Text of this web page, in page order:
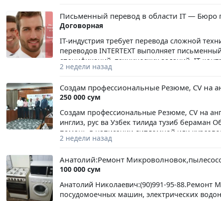
Письменный перевод в области IT — Бюро
Договорная
IT-индустрия требует перевода сложной
переводов INTERTEXT выполняет
спецификаций, технических заданий, IT-
переводов INTERTEXT — это качественный
2 недели назад
Создам профессиональные Резюме, CV на
250 000 сум
Создам профессиональные Резюме, CV на
инглиз, рус ва Узбек тилида тузиб бераман
помочь в написании дипломной или
Obyektivka 250 ming so'm.
курсовой. Obyektivka va rezume qilib
Тел:94983377,937911402
2 недели назад
Анатолий:Ремонт
100 000 сум
Анатолий Николаевич:(90)991-95-88.Ремонт
посудомоечных машин, электрических